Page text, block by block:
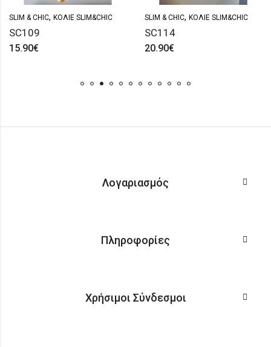
SLIM & CHIC, ΚΟΛΙΈ SLIM&CHIC
SC109
15.90€
SLIM & CHIC, ΚΟΛΙΈ SLIM&CHIC
SC114
20.90€
Λογαριασμός
Πληροφορίες
Χρήσιμοι Σύνδεσμοι